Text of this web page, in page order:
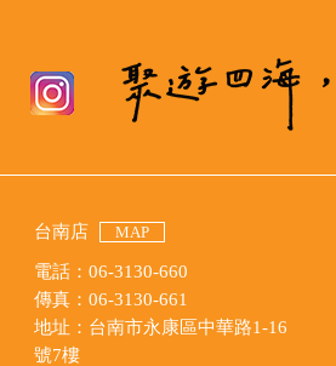
台南店 MAP
電話：06-3130-660
傳真：06-3130-661
地址：台南市永康區中華路1-16
號7樓